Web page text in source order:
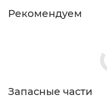
Рекомендуем
Запасные части